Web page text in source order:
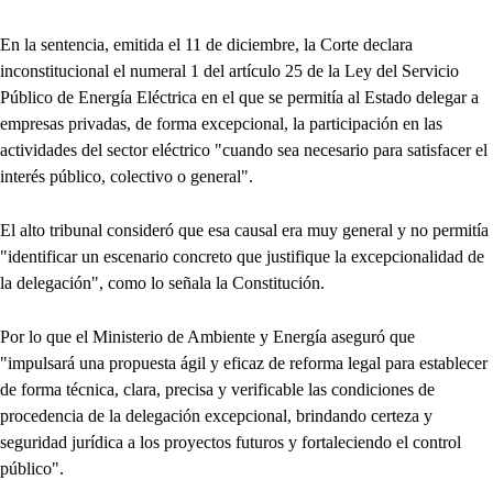
En la sentencia, emitida el 11 de diciembre, la Corte declara
inconstitucional el numeral 1 del artículo 25 de la Ley del Servicio
Público de Energía Eléctrica en el que se permitía al Estado delegar a
empresas privadas, de forma excepcional, la participación en las
actividades del sector eléctrico "cuando sea necesario para satisfacer el
interés público, colectivo o general".
El alto tribunal consideró que esa causal era muy general y no permitía
"identificar un escenario concreto que justifique la excepcionalidad de
la delegación", como lo señala la Constitución.
Por lo que el Ministerio de Ambiente y Energía aseguró que
"impulsará una propuesta ágil y eficaz de reforma legal para establecer
de forma técnica, clara, precisa y verificable las condiciones de
procedencia de la delegación excepcional, brindando certeza y
seguridad jurídica a los proyectos futuros y fortaleciendo el control
público".